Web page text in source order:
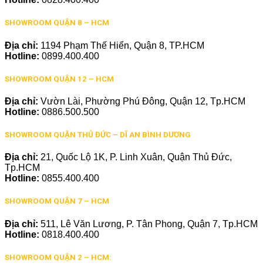
SHOWROOM QUẬN 8 – HCM
Địa chỉ: 1194 Phạm Thế Hiển, Quận 8, TP.HCM
Hotline: 0899.400.400
SHOWROOM QUẬN 12 – HCM
Địa chỉ: Vườn Lài, Phường Phú Đông, Quận 12, Tp.HCM
Hotline: 0886.500.500
SHOWROOM QUẬN THỦ ĐỨC – DĨ AN BÌNH DƯƠNG
Địa chỉ: 21, Quốc Lộ 1K, P. Linh Xuân, Quận Thủ Đức,
Tp.HCM
Hotline: 0855.400.400
SHOWROOM QUẬN 7 – HCM
Địa chỉ: 511, Lê Văn Lương, P. Tân Phong, Quận 7, Tp.HCM
Hotline: 0818.400.400
SHOWROOM QUẬN 2 – HCM: